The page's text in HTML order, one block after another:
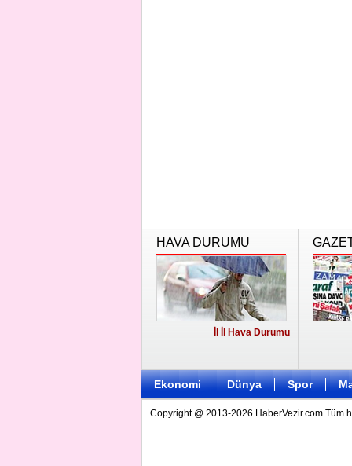
HAVA DURUMU
İl İl Hava Durumu
Ekonomi Dünya Spor
Copyright @ 2013-2026 HaberVezir.com Tüm